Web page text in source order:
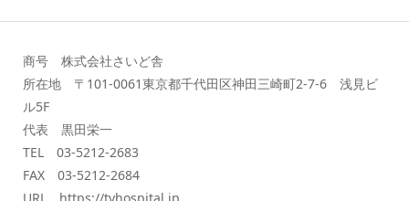
商号 株式会社さいど舎
所在地 〒101-0061東京都千代田区神田三崎町2-7-6 浅見ビ
ル5F
代表 黒田栄一
TEL 03-5212-2683
FAX 03-5212-2684
URL https://tvhospital.jp